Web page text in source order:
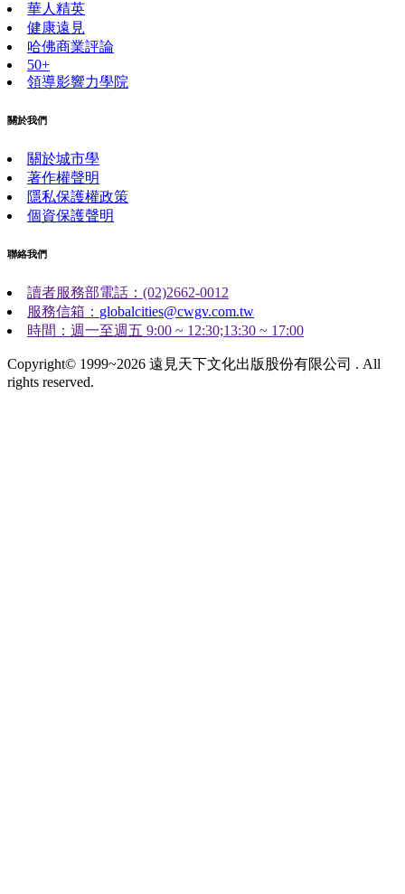
華人精英
健康遠見
哈佛商業評論
50+
領導影響力學院
關於我們
關於城市學
著作權聲明
隱私保護權政策
個資保護聲明
聯絡我們
讀者服務部電話：(02)2662-0012
服務信箱： globalcities@cwgv.com.tw
時間：週一至週五 9:00 ~ 12:30;13:30 ~ 17:00
Copyright© 1999~2026 遠見天下文化出版股份有限公司 . All
rights reserved.